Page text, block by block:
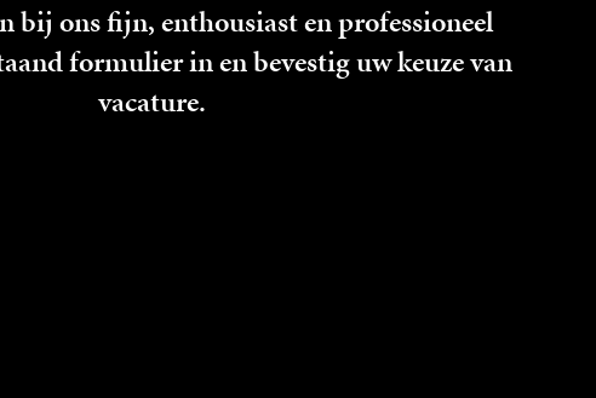
bij ons fijn, enthousiast en professioneel
formulier in en bevestig uw keuze van
vacature.